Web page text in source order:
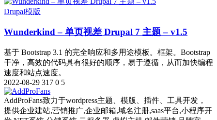
Drupal模版
Wunderkind – 单页视差 Drupal 7 主题 – v1.5
基于 Bootstrap 3.1 的完全响应和多用途模板。框架。Bootstrap
干净，高效的代码具有很好的顺序，易于遵循，从而加快编程
速度和站点速度。
2022-08-29 317 0 5
AddProFans致力于wordpress主题、模版、插件、工具开发，
提供企业建站,营销推广,企业邮箱,域名注册,saas平台,小程序开